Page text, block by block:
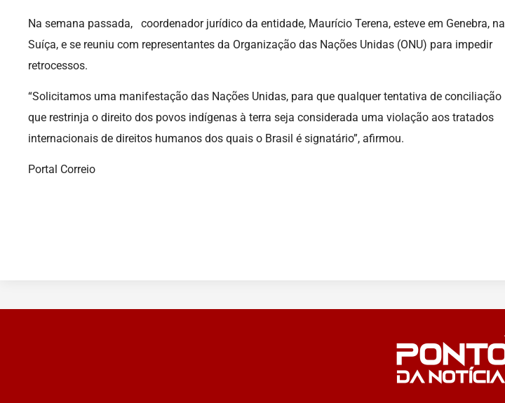
Na semana passada, coordenador jurídico da entidade, Maurício Terena, esteve em Genebra, na
Suíça, e se reuniu com representantes da Organização das Nações Unidas (ONU) para impedir
retrocessos.
“Solicitamos uma manifestação das Nações Unidas, para que qualquer tentativa de conciliação
que restrinja o direito dos povos indígenas à terra seja considerada uma violação aos tratados
internacionais de direitos humanos dos quais o Brasil é signatário”, afirmou.
Portal Correio